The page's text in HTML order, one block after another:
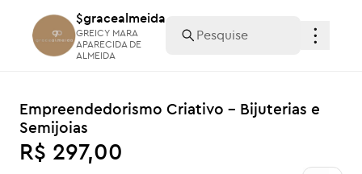
$gracealmeida
GREICY MARA
APARECIDA DE
ALMEIDA
$gracealmeida
GREICY MARA
APARECIDA DE
ALMEIDA
Empreendedorismo Criativo - Bijuterias e
Semijoias
R$ 297,00